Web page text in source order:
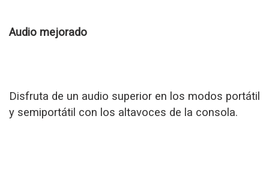
Audio mejorado
Disfruta de un audio superior en los modos portátil
y semiportátil con los altavoces de la consola.